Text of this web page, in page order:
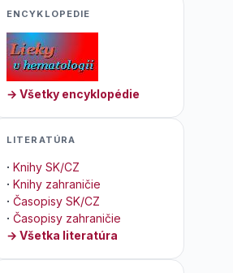
ENCYKLOPEDIE
→ Všetky encyklopédie
LITERATÚRA
· Knihy SK/CZ
· Knihy zahraničie
· Časopisy SK/CZ
· Časopisy zahraničie
→ Všetka literatúra